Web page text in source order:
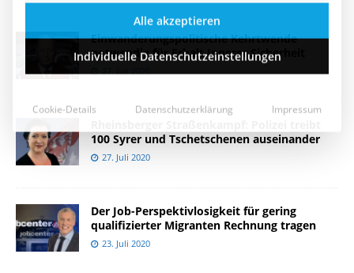
Einwanderungspolitische Kehrtwende
notwendig für Erhalt Innerer Sicherheit
100 Syrer und Tschetschenen auseinander
27. Juli 2020
Der Job-Perspektivlosigkeit für gering
qualifizierter Migranten Rechnung tragen
23. Juli 2020
Datenschutzerklärung